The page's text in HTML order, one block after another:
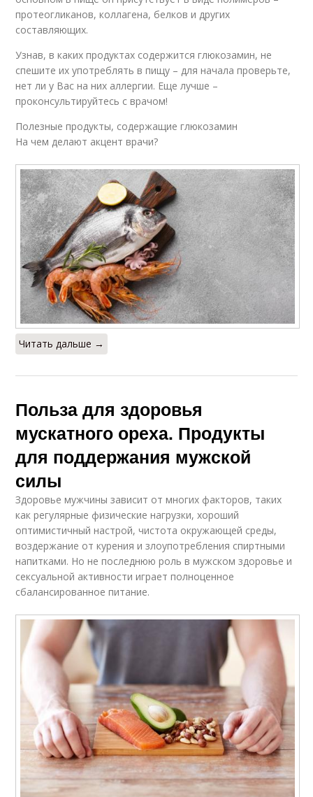
протеогликанов, коллагена, белков и других
составляющих.
Узнав, в каких продуктах содержится глюкозамин, не
спешите их употреблять в пищу – для начала проверьте,
нет ли у Вас на них аллергии. Еще лучше –
проконсультируйтесь с врачом!
Полезные продукты, содержащие глюкозамин
На чем делают акцент врачи?
Читать дальше →
Польза для здоровья
мускатного ореха. Продукты
для поддержания мужской
силы
Здоровье мужчины зависит от многих факторов, таких
как регулярные физические нагрузки, хороший
оптимистичный настрой, чистота окружающей среды,
воздержание от курения и злоупотребления спиртными
напитками. Но не последнюю роль в мужском здоровье и
сексуальной активности играет полноценное
сбалансированное питание.